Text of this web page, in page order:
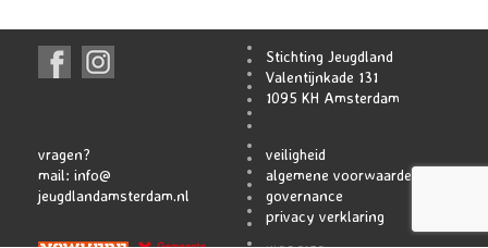
Stichting Jeugdland
Valentijnkade 131
1095 KH Amsterdam
vragen?
mail: info@
jeugdlandamsterdam.nl
veiligheid
algemene voorwaarden
governance
privacy verklaring